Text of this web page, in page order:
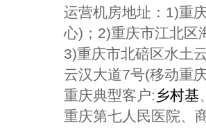
运营机房地址：1)重
心)；2)重庆市江北区
3)重庆市北碚区水土
云汉大道7号(移动重
重庆典型客户: 乡村基
重庆第七人民医院、